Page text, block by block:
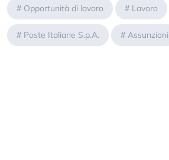
# Opportunità di lavoro # Lavoro
# Poste Italiane S.p.A. # Assunzioni